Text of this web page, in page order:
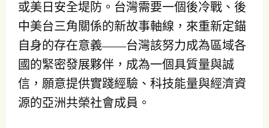
或美日安全堤防。台灣需要一個後冷戰、後
中美台三角關係的新故事軸線，來重新定錨
自身的存在意義——台灣該努力成為區域各
國的緊密發展夥伴，成為一個具質量與誠
信，願意提供實踐經驗、科技能量與經濟資
源的亞洲共榮社會成員。